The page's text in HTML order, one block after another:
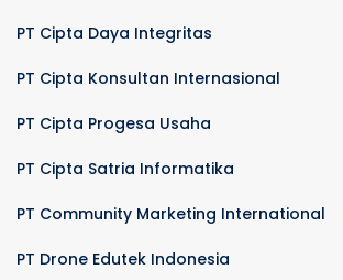
PT Cipta Daya Integritas
PT Cipta Konsultan Internasional
PT Cipta Progesa Usaha
PT Cipta Satria Informatika
PT Community Marketing International
PT Drone Edutek Indonesia